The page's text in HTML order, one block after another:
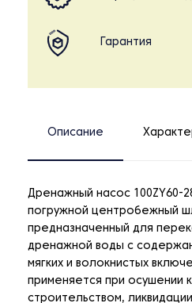
Гарантия
Описание
Дренажный насос 100ZY60-
погружной центробежный
предназначенный для
дренажной воды с
мягких и волокнистых
применяется при осушении
строительством,